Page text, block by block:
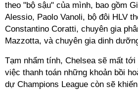
theo "bộ sậu" của mình, bao gồm
Alessio, Paolo Vanoli, bộ đôi HLV
Constantino Coratti, chuyên gia
Mazzotta, và chuyên gia dinh
Tạm nhẩm tính, Chelsea sẽ mất tới
việc thanh toán những khoản bồi
dự Champions League còn sẽ